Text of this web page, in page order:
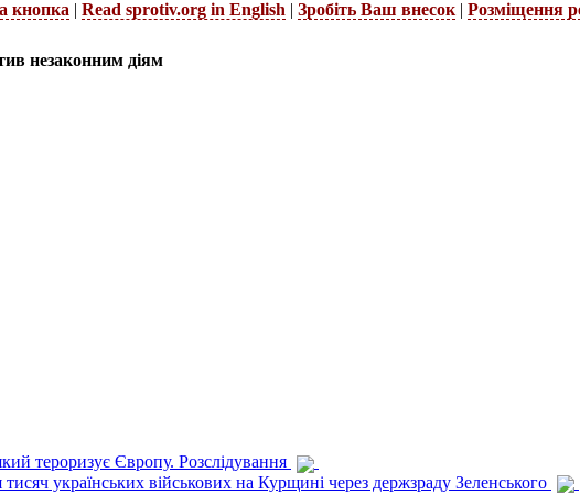
кнопка | Read sprotiv.org in English | Зробіть Ваш внесок | Розміщення
незаконним діям
тероризує Європу. Розслідування
українських військових на Курщині через держзраду Зеленського